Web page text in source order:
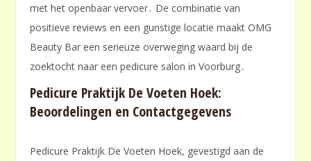
met het openbaar vervoer․ De combinatie van
positieve reviews en een gunstige locatie maakt OMG
Beauty Bar een serieuze overweging waard bij de
zoektocht naar een pedicure salon in Voorburg․
Pedicure Praktijk De Voeten Hoek:
Beoordelingen en Contactgegevens
Pedicure Praktijk De Voeten Hoek, gevestigd aan de